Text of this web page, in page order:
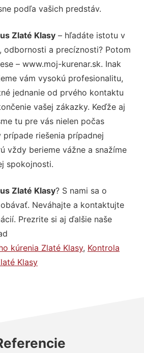
podľa vašich predstáv.
Zlaté Klasy – hľadáte istotu v
odbornosti a precíznosti? Potom
– www.moj-kurenar.sk. Inak
vám vysokú profesionalitu,
jednanie od prvého kontaktu
vašej zákazky. Keďže aj
tu pre vás nielen počas
prípade riešenia prípadnej
vždy berieme vážne a snažíme
spokojnosti.
Zlaté Klasy? S nami sa o
Neváhajte a kontaktujte
Prezrite si aj ďalšie naše
kúrenia Zlaté Klasy, Kontrola
Klasy